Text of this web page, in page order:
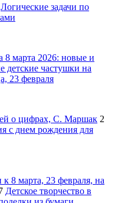
Логические задачи по
8 марта 2026: новые и
частушки на
23 февраля
о цифрах, С. Маршак 2
с днем рождения для
8 марта, 23 февраля, на
Детское творчество в